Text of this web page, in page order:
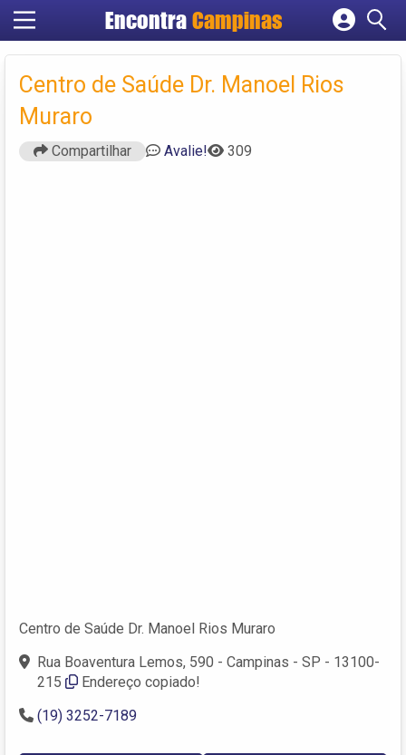
Encontra Campinas
Cadastrar empresa
Criar conta
Centro de Saúde Dr. Manoel Rios
Muraro
Compartilhar Avalie! 309
Centro de Saúde Dr. Manoel Rios Muraro
Rua Boaventura Lemos, 590 - Campinas - SP - 13100-
215
Endereço copiado!
(19) 3252-7189